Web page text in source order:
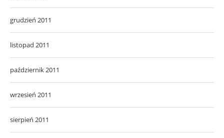
grudzień 2011
listopad 2011
październik 2011
wrzesień 2011
sierpień 2011